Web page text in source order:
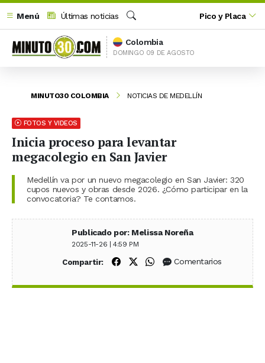
Menú
Últimas noticias
Buscar
Pico y Placa
Colombia
DOMINGO 09 DE AGOSTO
MINUTO30 COLOMBIA NOTICIAS DE MEDELLÍN
FOTOS Y VIDEOS
Inicia proceso para levantar
megacolegio en San Javier
Medellín va por un nuevo megacolegio en San Javier: 320
cupos nuevos y obras desde 2026. ¿Cómo participar en la
convocatoria? Te contamos.
Publicado por: Melissa Noreña
2025-11-26 | 4:59 PM
Compartir: Compartir en Facebook
Compartir en X (Twitter)
Compartir en WhatsApp
Comentarios